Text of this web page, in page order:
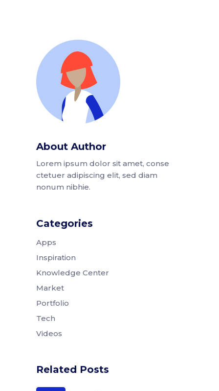
About Author
Lorem ipsum dolor sit amet, conse
ctetuer adipiscing elit, sed diam
nonum nibhie.
Categories
Apps
Inspiration
Knowledge Center
Market
Portfolio
Tech
Videos
Related Posts